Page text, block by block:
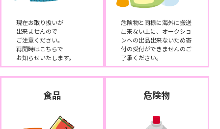
現在お取り扱いが
出来ませんので
ご注意ください。
再開時はこちらで
お知らせいたします。
危険物と同様に海外に搬送
出来ない上に、オークショ
ンへの出品出来ないため寄
付の受付ができませんのご
了承ください。
食品 危険物